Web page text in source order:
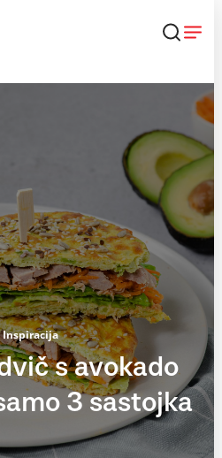
Inspiracija
s avokado
3 sastojka